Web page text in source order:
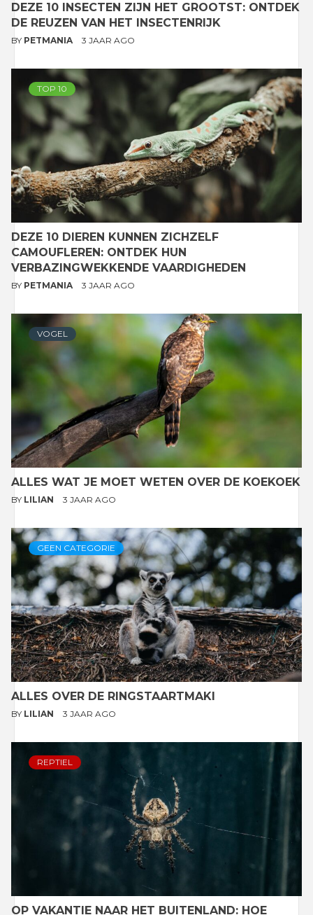
DEZE 10 INSECTEN ZIJN HET GROOTST: ONTDEK
DE REUZEN VAN HET INSECTENRIJK
BY PETMANIA 3 JAAR AGO
TOP 10
DEZE 10 DIEREN KUNNEN ZICHZELF
CAMOUFLEREN: ONTDEK HUN
VERBAZINGWEKKENDE VAARDIGHEDEN
BY PETMANIA 3 JAAR AGO
VOGEL
ALLES WAT JE MOET WETEN OVER DE KOEKOEK
BY LILIAN 3 JAAR AGO
GEEN CATEGORIE
ALLES OVER DE RINGSTAARTMAKI
BY LILIAN 3 JAAR AGO
REPTIEL
OP VAKANTIE NAAR HET BUITENLAND: HOE